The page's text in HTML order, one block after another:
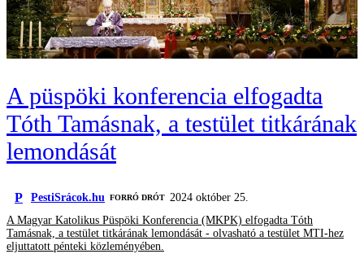
A püspöki konferencia elfogadta
Tóth Tamásnak, a testület titkárának
lemondását
P PestiSrácok.hu FORRÓ DRÓT 2024 október 25.
A Magyar Katolikus Püspöki Konferencia (MKPK) elfogadta Tóth
Tamásnak, a testület titkárának lemondását - olvasható a testület MTI-hez
eljuttatott pénteki közleményében.